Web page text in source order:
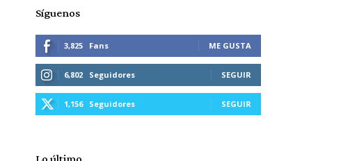
Síguenos
3,825 Fans ME GUSTA
6,802 Seguidores SEGUIR
1,156 Seguidores SEGUIR